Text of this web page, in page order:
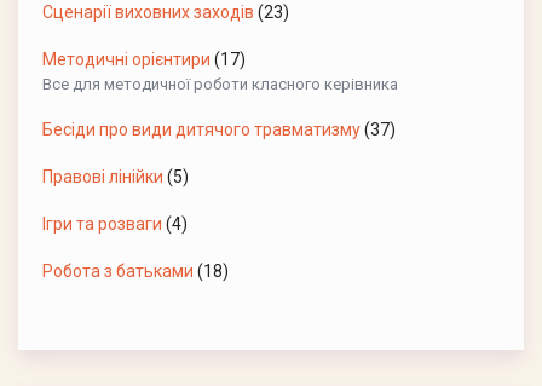
Сценарії виховних заходів (23)
Методичні орієнтири (17)
Все для методичної роботи класного керівника
Бесіди про види дитячого травматизму(37)
Правові лінійки (5)
Ігри та розваги (4)
Робота з батьками (18)